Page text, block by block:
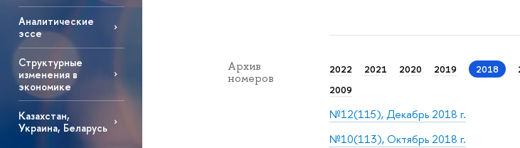
Аналитические
эссе
Структурные
изменения в
экономике
Казахстан,
Украина, Беларусь
Архив
номеров
2022 2021 2020 2019 2018
2009
№12(115), Декабрь 2018 г.
№10(113), Октябрь 2018 г.